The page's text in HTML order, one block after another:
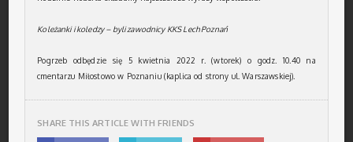
Koleżanki i koledzy – byli zawodnicy KKS Lech Poznań
Pogrzeb odbędzie się 5 kwietnia 2022 r. (wtorek) o godz. 10.40 na
cmentarzu Miłostowo w Poznaniu (kaplica od strony ul. Warszawskiej).
SHARE THIS ARTICLE WITH FRIENDS